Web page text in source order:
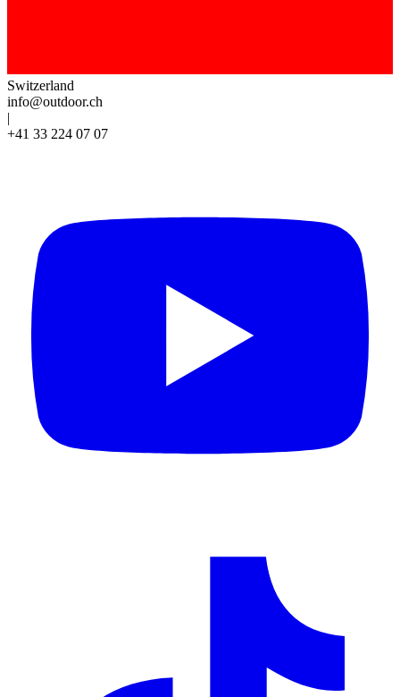
Switzerland
info@outdoor.ch
|
+41 33 224 07 07